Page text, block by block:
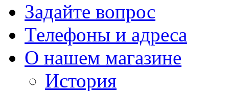
Задайте вопрос
Телефоны и адреса
О нашем магазине
История